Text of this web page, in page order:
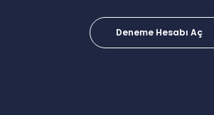
Deneme Hesabı Aç